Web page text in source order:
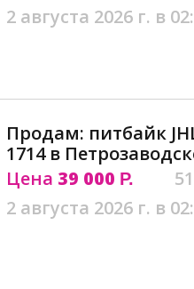
2 августа 2026 г. в
Продам: питбайк
1714 в
Цена 39 000 Р.
2 августа 2026 г. в